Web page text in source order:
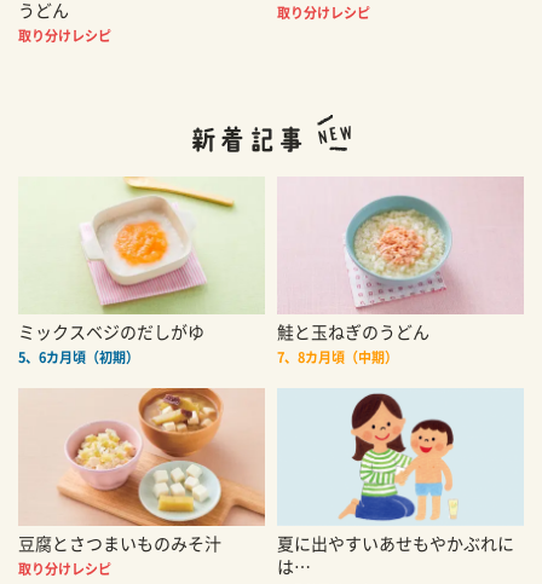
うどん
取り分けレシピ
取り分けレシピ
ミックスベジのだしがゆ
5、6カ月頃（初期）
鮭と玉ねぎのうどん
7、8カ月頃（中期）
豆腐とさつまいものみそ汁
取り分けレシピ
夏に出やすいあせもやかぶれに
は…